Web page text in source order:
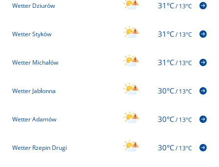
Wetter Dziurów 31°C/13°C
Wetter Styków 31°C/13°C
Wetter Michałów 31°C/13°C
Wetter Jabłonna 30°C/13°C
Wetter Adamów 30°C/13°C
Wetter Rzepin Drugi 30°C/13°C